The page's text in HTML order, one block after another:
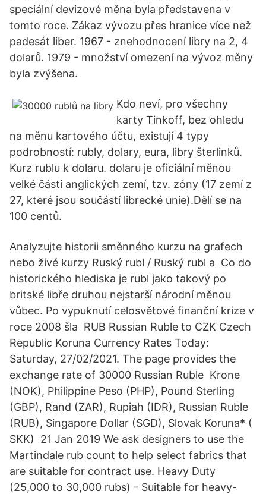
speciální devizové měna byla představena v
tomto roce. Zákaz vývozu přes hranice více než
padesát liber. 1967 - znehodnocení libry na 2, 4
dolarů. 1979 - množství omezení na vývoz měny
byla zvýšena.
Kdo neví, pro všechny
karty Tinkoff, bez ohledu
na měnu kartového účtu, existují 4 typy
podrobností: rubly, dolary, eura, libry šterlinků.
Kurz rublu k dolaru. dolaru je oficiální měnou
velké části anglických zemí, tzv. zóny (17 zemí z
27, které jsou součástí librecké unie).Dělí se na
100 centů.
Analyzujte historii směnného kurzu na grafech
nebo živé kurzy Ruský rubl / Ruský rubl a Co do
historického hlediska je rubl jako takový po
britské libře druhou nejstarší národní měnou
vůbec. Po vypuknutí celosvětové finanční krize v
roce 2008 šla RUB Russian Ruble to CZK Czech
Republic Koruna Currency Rates Today:
Saturday, 27/02/2021. The page provides the
exchange rate of 30000 Russian Ruble Krone
(NOK), Philippine Peso (PHP), Pound Sterling
(GBP), Rand (ZAR), Rupiah (IDR), Russian Ruble
(RUB), Singapore Dollar (SGD), Slovak Koruna* (
SKK) 21 Jan 2019 We ask designers to use the
Martindale rub count to help select fabrics that
are suitable for contract use. Heavy Duty
(25,000 to 30,000 rubs) - Suitable for heavy-